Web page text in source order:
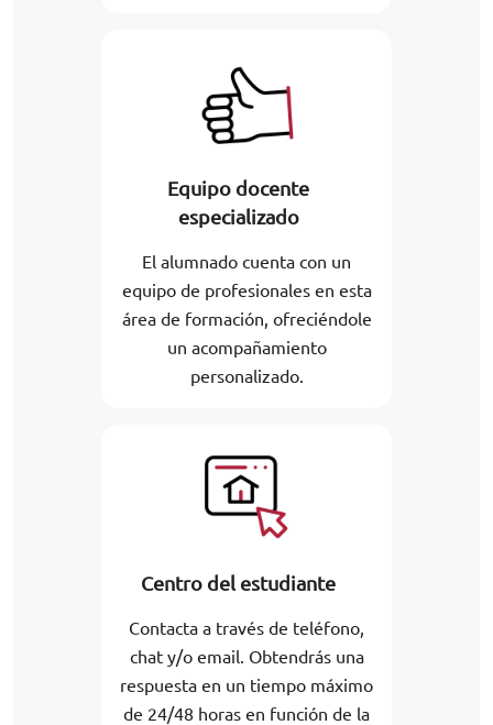
Equipo docente
especializado
El alumnado cuenta con un
equipo de profesionales en esta
área de formación, ofreciéndole
un acompañamiento
personalizado.
Centro del estudiante
Contacta a través de teléfono,
chat y/o email. Obtendrás una
respuesta en un tiempo máximo
de 24/48 horas en función de la